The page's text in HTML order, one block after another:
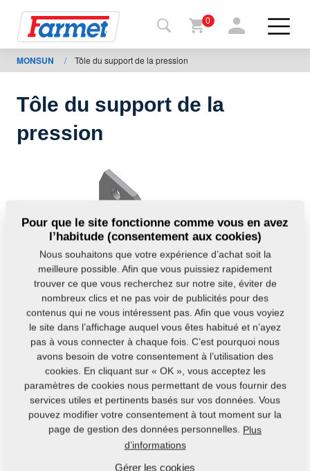
Retour
au site
Boutique
en ligne
À
télécharger
0
MONSUN / Tôle du support de la pression
Tôle du support de la
pression
m81230104-235
Pour que le site fonctionne comme vous en avez
l’habitude (consentement aux cookies)
Nous souhaitons que votre expérience d’achat soit la
meilleure possible. Afin que vous puissiez rapidement
trouver ce que vous recherchez sur notre site, éviter de
nombreux clics et ne pas voir de publicités pour des
contenus qui ne vous intéressent pas. Afin que vous voyiez
le site dans l’affichage auquel vous êtes habitué et n’ayez
pas à vous connecter à chaque fois. C’est pourquoi nous
avons besoin de votre consentement à l’utilisation des
cookies. En cliquant sur « OK », vous acceptez les
paramètres de cookies nous permettant de vous fournir des
services utiles et pertinents basés sur vos données. Vous
pouvez modifier votre consentement à tout moment sur la
page de gestion des données personnelles. Plus
d’informations
Gérer les cookies